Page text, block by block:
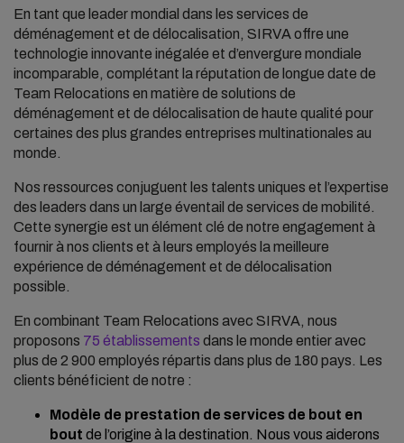
En tant que leader mondial dans les services de
déménagement et de délocalisation, SIRVA offre une
technologie innovante inégalée et d’envergure mondiale
incomparable, complétant la réputation de longue date de
Team Relocations en matière de solutions de
déménagement et de délocalisation de haute qualité pour
certaines des plus grandes entreprises multinationales au
monde.
Nos ressources conjuguent les talents uniques et l’expertise
des leaders dans un large éventail de services de mobilité.
Cette synergie est un élément clé de notre engagement à
fournir à nos clients et à leurs employés la meilleure
expérience de déménagement et de délocalisation
possible.
En combinant Team Relocations avec SIRVA, nous
proposons 75 établissements dans le monde entier avec
plus de 2 900 employés répartis dans plus de 180 pays. Les
clients bénéficient de notre :
Modèle de prestation de services de bout en
bout de l’origine à la destination. Nous vous aiderons